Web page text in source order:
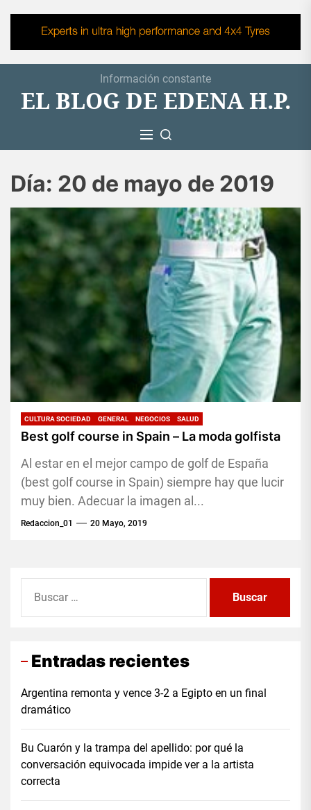
the
Información constante
EL BLOG DE EDENA H.P.
Día: 20 de mayo de 2019
CULTURA SOCIEDAD GENERAL NEGOCIOS SALUD
Best golf course in Spain – La moda golfista
Al estar en el mejor campo de golf de España
(best golf course in Spain) siempre hay que lucir
muy bien. Adecuar la imagen al...
Redaccion_01 20 Mayo, 2019
Entradas recientes
Argentina remonta y vence 3-2 a Egipto en un final
dramático
Bu Cuarón y la trampa del apellido: por qué la
conversación equivocada impide ver a la artista
correcta